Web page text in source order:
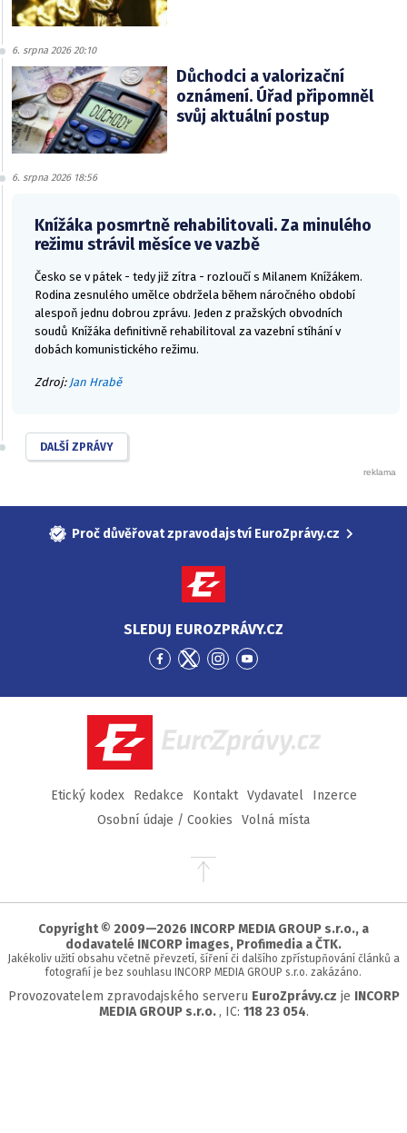
6. srpna 2026 20:10
Důchodci a valorizační
oznámení. Úřad připomněl
svůj aktuální postup
6. srpna 2026 18:56
Knížáka posmrtně rehabilitovali. Za minulého
režimu strávil měsíce ve vazbě
Česko se v pátek - tedy již zítra - rozloučí s Milanem Knížákem.
Rodina zesnulého umělce obdržela během náročného období
alespoň jednu dobrou zprávu. Jeden z pražských obvodních
soudů Knížáka definitivně rehabilitoval za vazební stíhání v
dobách komunistického režimu.
Zdroj: Jan Hrabě
DALŠÍ ZPRÁVY
Proč důvěřovat zpravodajství EuroZprávy.cz
SLEDUJ EUROZPRÁVY.CZ
Přejít
Facebook
Přejít
Twitter
Přejít
Instagram
Přejít
YouTube
EuroZprávy.cz
Etický kodex Redakce Kontakt Vydavatel
Inzerce
Osobní údaje / Cookies
Volná místa
Přejít
stránky
Copyright © 2009—2026 INCORP MEDIA GROUP s.r.o., a
dodavatelé INCORP images, Profimedia a ČTK.
Jakékoliv užití obsahu včetně převzetí, šíření či dalšího zpřístupňování článků a
fotografií je bez souhlasu INCORP MEDIA GROUP s.r.o. zakázáno.
Provozovatelem zpravodajského serveru EuroZprávy.cz je INCORP
MEDIA GROUP s.r.o. , IC: 118 23 054.